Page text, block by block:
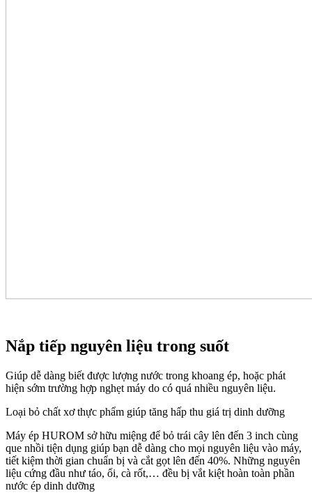
Nắp tiếp nguyên liệu trong suốt
Giúp dễ dàng biết được lượng nước trong khoang ép, hoặc phát
hiện sớm trường hợp nghẹt máy do có quá nhiều nguyên liệu.
Loại bỏ chất xơ thực phẩm giúp tăng hấp thu giá trị dinh dưỡng
Máy ép HUROM sở hữu miệng để bỏ trái cây lên đến 3 inch cùng
que nhồi tiện dụng giúp bạn dễ dàng cho mọi nguyên liệu vào máy,
tiết kiệm thời gian chuẩn bị và cắt gọt lên đến 40%. Những nguyên
liệu cứng đầu như táo, ổi, cà rốt,… đều bị vắt kiệt hoàn toàn phần
nước ép dinh dưỡng